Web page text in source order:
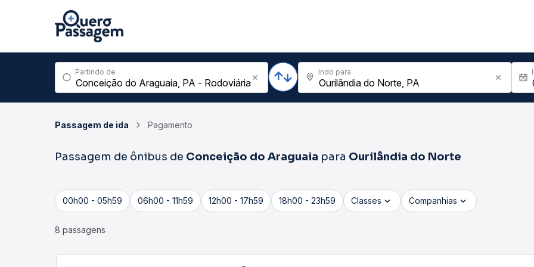
Partindo de Indo para
Passagem de ida Pagamento
Passagem de ônibus de Conceição do Araguaia para Ourilândia do Norte
00h00 - 05h59 06h00 - 11h59 12h00 - 17h59 18h00 - 23h59 Classes Companhias
8 passagens